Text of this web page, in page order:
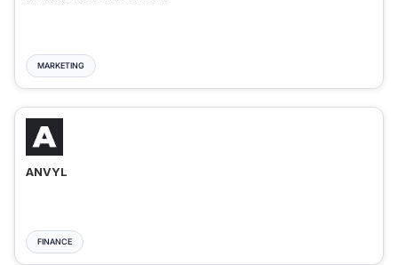
MARKETING
ANVYL
FINANCE